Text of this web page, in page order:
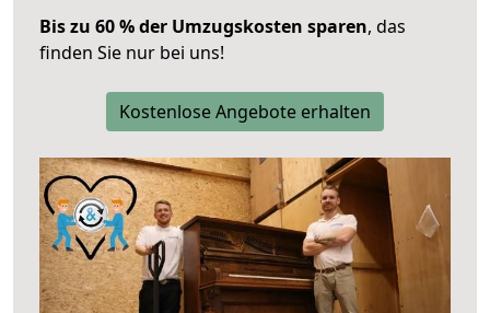
Bis zu 60 % der Umzugskosten sparen, das
finden Sie nur bei uns!
Kostenlose Angebote erhalten